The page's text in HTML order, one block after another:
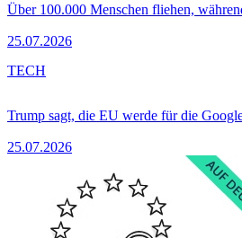
Über 100.000 Menschen fliehen,
25.07.2026
Trump sagt, die EU werde für die
25.07.2026
TECH